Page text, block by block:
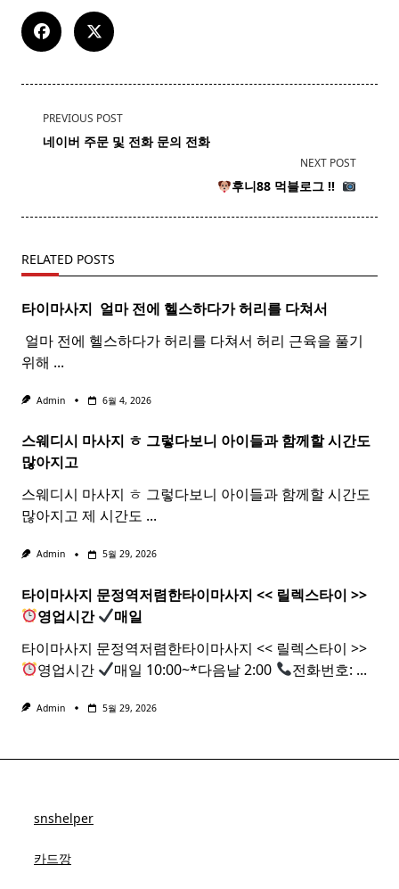
<span
class="nav-
text">Page</span>
PREVIOUS POST
네이버 주문 및 전화 문의 전화
NEXT POST
후니88 먹블로그 !! ​
RELATED POSTS
타이마사지 ​ 얼마 전에 헬스하다가 허리를 다쳐서
​ 얼마 전에 헬스하다가 허리를 다쳐서 허리 근육을 풀기
위해 ...
Admin 6월 4, 2026
스웨디시 마사지 ㅎ 그렇다보니 아이들과 함께할 시간도
많아지고
스웨디시 마사지 ㅎ 그렇다보니 아이들과 함께할 시간도
많아지고 제 시간도 ...
Admin 5월 29, 2026
타이마사지 문정역저렴한타이마사지 << 릴렉스타이 >>
영업시간
매일
타이마사지 문정역저렴한타이마사지 << 릴렉스타이 >>
영업시간
매일 10:00~*다음날 2:00 전화번호: ...
Admin 5월 29, 2026
snshelper
카드깡